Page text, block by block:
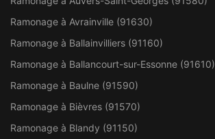
Ramonage à Avrainville (91630)
Ramonage à Ballainvilliers (91160)
Ramonage à Ballancourt-sur-Essonne (91610)
Ramonage à Baulne (91590)
Ramonage à Bièvres (91570)
Ramonage à Blandy (91150)